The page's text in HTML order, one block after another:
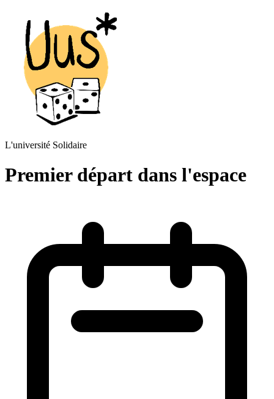
L'université Solidaire
Premier départ dans l'espace